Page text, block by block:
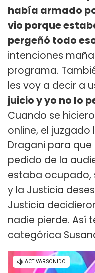
había armado
vio porque
pergeñó todo
intenciones
programa.
les voy a decir a
juicio y yo no lo
Cuando se
online, el juzgado
Dragani para
pedido de la
estaba ocupado,
y la Justicia
Justicia
nadie pierde. Así
categórica